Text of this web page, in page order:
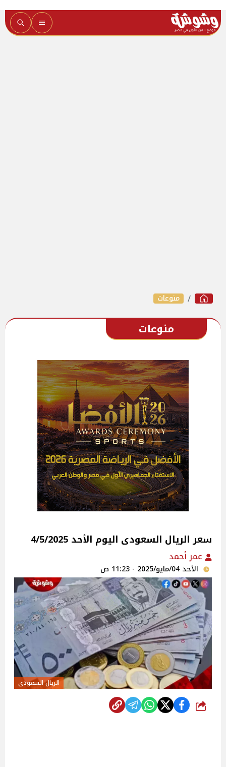
منوعات
منوعات
سعر الريال السعودى اليوم الأحد 4/5/2025
عمر أحمد
الأحد 04/مايو/2025 - 11:23 ص
الريال السعودى
شارك